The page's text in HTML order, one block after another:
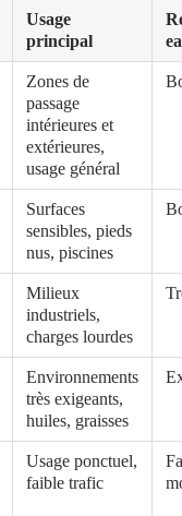
Usage
principal
Zones de
passage
intérieures et
extérieures,
usage général
Surfaces
sensibles, pieds
nus, piscines
Milieux
industriels,
charges lourdes
Environnements
très exigeants,
huiles, graisses
Usage ponctuel,
faible trafic